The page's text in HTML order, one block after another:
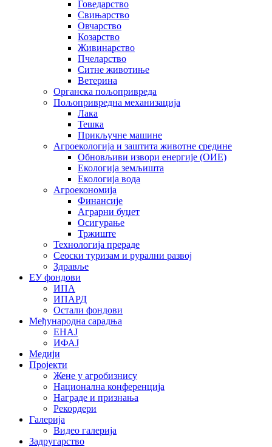
Говедарство
Свињарство
Овчарство
Козарство
Живинарство
Пчеларство
Ситне животиње
Ветерина
Органска пољопривреда
Пољопривредна механизација
Лака
Тешка
Прикључне машине
Агроекологија и заштита животне средине
Обновљиви извори енергије (ОИЕ)
Екологија земљишта
Екологија вода
Агроекономија
Финансије
Аграрни буџет
Осигурање
Тржиште
Технологија прераде
Сеоски туризам и рурални развој
Здравље
ЕУ фондови
ИПА
ИПАРД
Остали фондови
Међународна сарадња
ЕНАЈ
ИФАЈ
Медији
Пројекти
Жене у агробизнису
Национална конференција
Награде и признања
Рекордери
Галерија
Видео галерија
Задругарство